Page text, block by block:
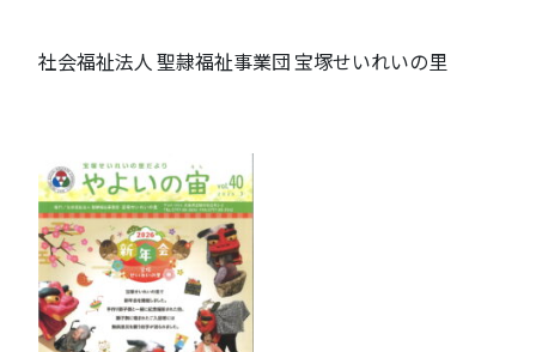
社会福祉法人 聖隷福祉事業団 宝塚せいれいの里